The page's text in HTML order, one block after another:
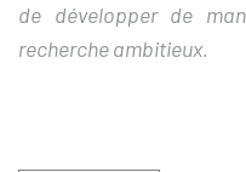
de développer de
recherche ambitieux.